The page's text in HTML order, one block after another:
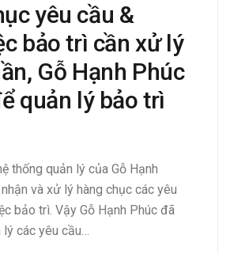
yêu cầu &
bảo trì cần xử lý
Gỗ Hạnh Phúc
quản lý bảo trì
thống quản lý của Gỗ Hạnh
và xử lý hàng chục các yêu
bảo trì. Vậy Gỗ Hạnh Phúc đã
lý các yêu cầu…